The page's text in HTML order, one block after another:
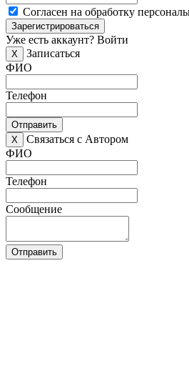
Согласен на обработку
Зарегистрироваться
Уже есть аккаунт? Войти
X
Записаться
ФИО
Телефон
Отправить
X
Связаться с Автором
ФИО
Телефон
Сообщение
Отправить